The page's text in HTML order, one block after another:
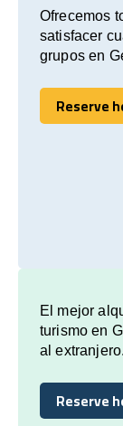
Ofrecemos
satisfacer
grupos en
Reserve
Reserve
El mejor
turismo en
al
Reserve
Reserve